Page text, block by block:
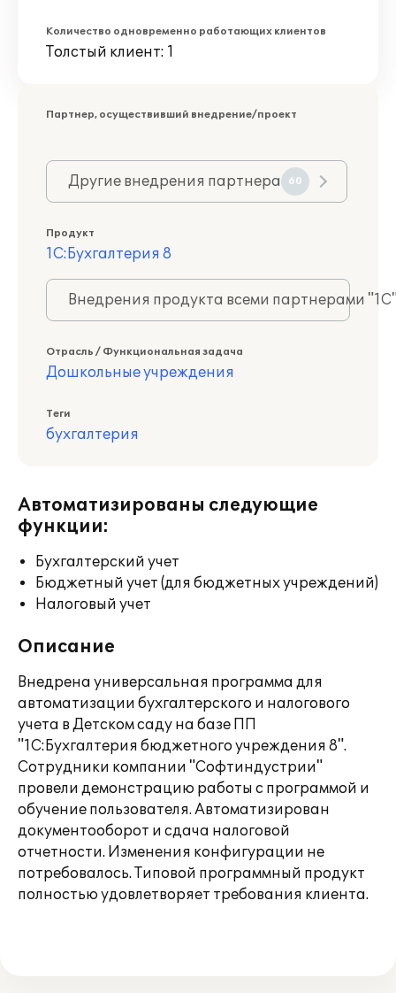
Количество одновременно работающих клиентов
Толстый клиент: 1
Партнер, осуществивший внедрение/проект
Другие внедрения партнера 60
Продукт
1С:Бухгалтерия 8
Внедрения продукта всеми партнерами
Отрасль / Функциональная задача
Дошкольные учреждения
Теги
бухгалтерия
Автоматизированы следующие
функции:
Бухгалтерский учет
Бюджетный учет (для бюджетных учреждений)
Налоговый учет
Описание
Внедрена универсальная программа для
автоматизации бухгалтерского и налогового
учета в Детском саду на базе ПП
"1С:Бухгалтерия бюджетного учреждения 8".
Сотрудники компании "Софтиндустрии"
провели демонстрацию работы с программой и
обучение пользователя. Автоматизирован
документооборот и сдача налоговой
отчетности. Изменения конфигурации не
потребовалось. Типовой программный продукт
полностью удовлетворяет требования клиента.